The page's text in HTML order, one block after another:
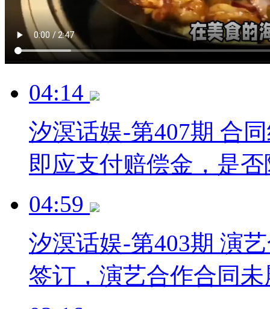
04:14
汐溟话娱-第407期 合
即应支付赔偿金，是
04:59
汐溟话娱-第403期 演
签订，演艺合作合同